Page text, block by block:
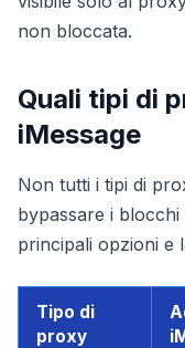
non bloccata.
Quali tipi di
iMessage
Non tutti i tipi di
bypassare i blocchi
principali opzioni e
Tipo di
proxy